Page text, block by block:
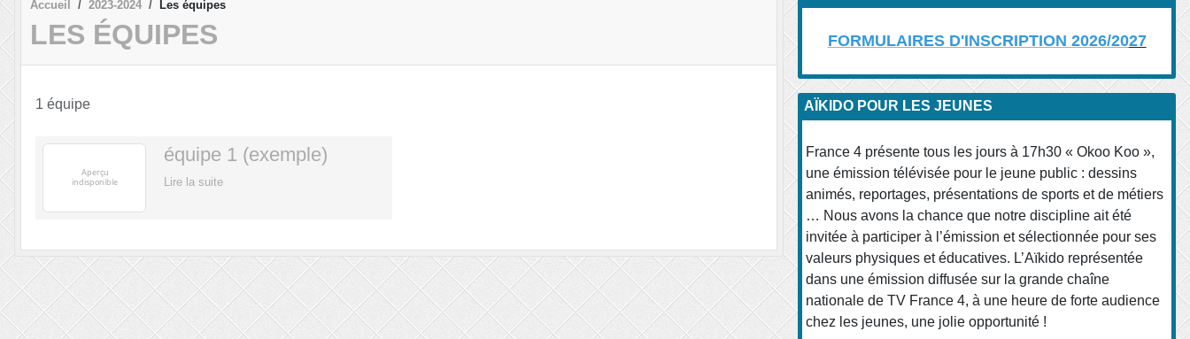
Accueil 2023-2024 Les équipes
LES ÉQUIPES
1 équipe
équipe 1 (exemple)
Lire la suite
FORMULAIRES D'INSCRIPTION 2026/2027
AÏKIDO POUR LES JEUNES
France 4 présente tous les jours à 17h30 « Okoo Koo »,
une émission télévisée pour le jeune public : dessins
animés, reportages, présentations de sports et de métiers
… Nous avons la chance que notre discipline ait été
invitée à participer à l’émission et sélectionnée pour ses
valeurs physiques et éducatives. L’Aïkido représentée
dans une émission diffusée sur la grande chaîne
nationale de TV France 4, à une heure de forte audience
chez les jeunes, une jolie opportunité !